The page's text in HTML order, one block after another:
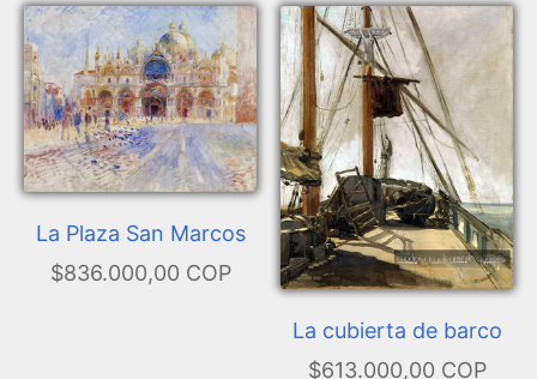
La Plaza San Marcos
$836.000,00 COP
La cubierta de barco
$613.000,00 COP